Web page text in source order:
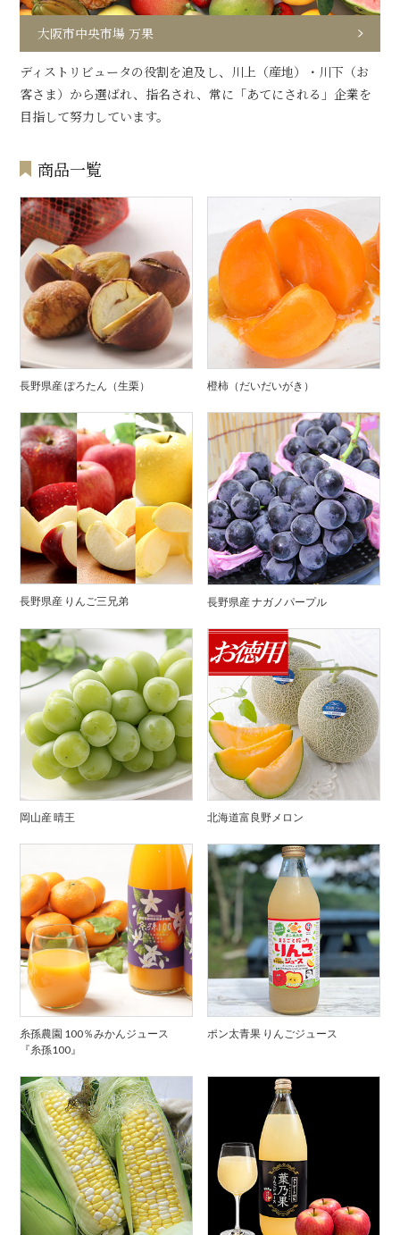
大阪市中央市場 万果
ディストリビュータの役割を追及し、川上（産地）・川下（お
客さま）から選ばれ、指名され、常に「あてにされる」企業を
目指して努力しています。
商品一覧
長野県産 ぽろたん（生栗） 橙柿（だいだいがき）
長野県産 りんご三兄弟 長野県産 ナガノパープル
岡山産 晴王 北海道富良野メロン
糸孫農園 100％みかんジュース
『糸孫100』
ポン太青果 りんごジュース